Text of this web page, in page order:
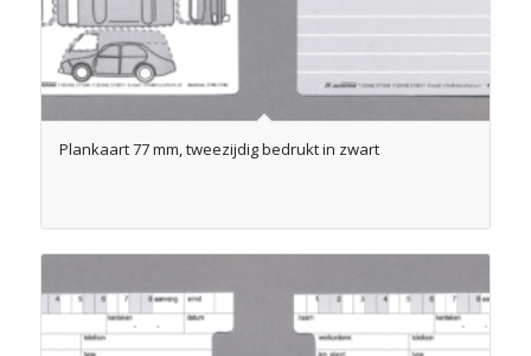
Plankaart 77 mm, tweezijdig bedrukt in zwart